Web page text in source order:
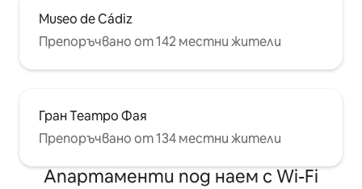
Museo de Cádiz
Препоръчвано от 142 местни жители
Гран Театро Фая
Препоръчвано от 134 местни жители
Апартаменти под наем с Wi-Fi